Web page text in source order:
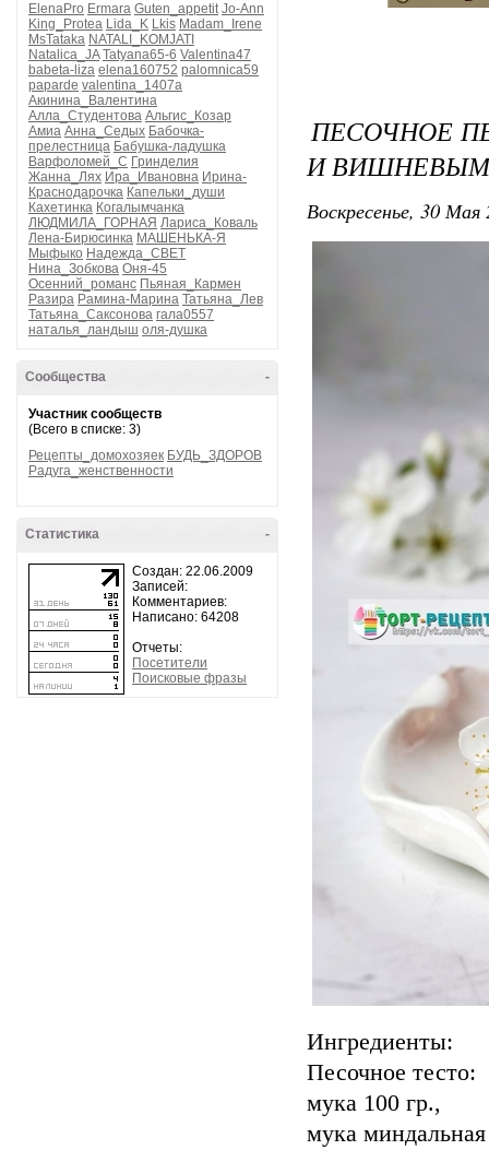
ElenaPro Ermara Guten_appetit Jo-Ann
King_Protea Lida_K Lkis Madam_Irene
MsTataka NATALI_KOMJATI
Natalica_JA Tatyana65-6 Valentina47
babeta-liza elena160752 palomnica59
paparde valentina_1407a
Акинина_Валентина
Алла_Студентова Альгис_Козар
Амиа Анна_Седых Бабочка-
прелестница Бабушка-ладушка
Варфоломей_С Гринделия
Жанна_Лях Ира_Ивановна Ирина-
Краснодарочка Капельки_души
Кахетинка Когалымчанка
ЛЮДМИЛА_ГОРНАЯ Лариса_Коваль
Лена-Бирюсинка МАШЕНЬКА-Я
Мыфыко Надежда_СВЕТ
Нина_Зобкова Оня-45
Осенний_романс Пьяная_Кармен
Разира Рамина-Марина Татьяна_Лев
Татьяна_Саксонова гала0557
наталья_ландыш оля-душка
-
Сообщества
Участник сообществ
(Всего в списке: 3)
Рецепты_домохозяек БУДЬ_ЗДОРОВ
Радуга_женственности
-
Статистика
Создан: 22.06.2009
Записей:
Комментариев:
Написано: 64208
Отчеты:
Посетители
Поисковые фразы
ПЕСОЧНОЕ
И
Воскресенье, 30
Ингредиенты:⠀
Песочное тесто:
мука 100 гр.,
мука